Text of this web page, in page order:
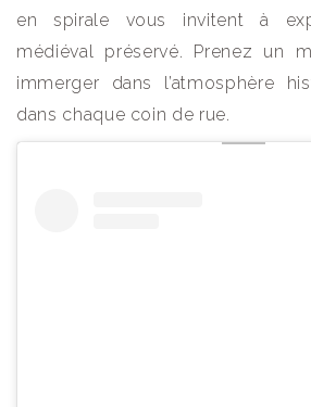
en spirale vous invitent à
médiéval préservé. Prenez un
immerger dans l’atmosphère
dans chaque coin de rue.